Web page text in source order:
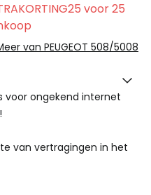
voor 25
van PEUGEOT 508/5008
voor ongekend internet
van vertragingen in het